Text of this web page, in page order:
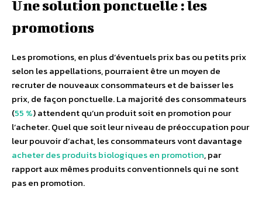
Une solution ponctuelle : les
promotions
Les promotions, en plus d’éventuels prix bas ou petits prix
selon les appellations, pourraient être un moyen de
recruter de nouveaux consommateurs et de baisser les
prix, de façon ponctuelle. La majorité des consommateurs
(55 %) attendent qu’un produit soit en promotion pour
l’acheter. Quel que soit leur niveau de préoccupation pour
leur pouvoir d’achat, les consommateurs vont davantage
acheter des produits biologiques en promotion, par
rapport aux mêmes produits conventionnels qui ne sont
pas en promotion.